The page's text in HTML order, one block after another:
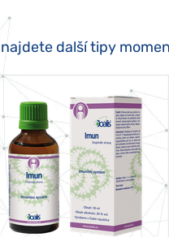
další tipy